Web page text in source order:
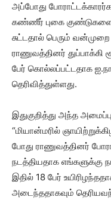
அப்போது
கண்ணீர் புகை குண்டுகளை
சுட்டதால் பெரும்
ராணுவத்தினர் துப்பாக்கி
பேர் கொல்லப்பட்டதாக
தெரிவித்துள்ளது.
இதுகுறித்து அந்த
“மியான்மரில்
போது ராணுவத்தினர்
நடத்தியதாக
இதில் 18 பேர்
அடைந்ததாகவும்